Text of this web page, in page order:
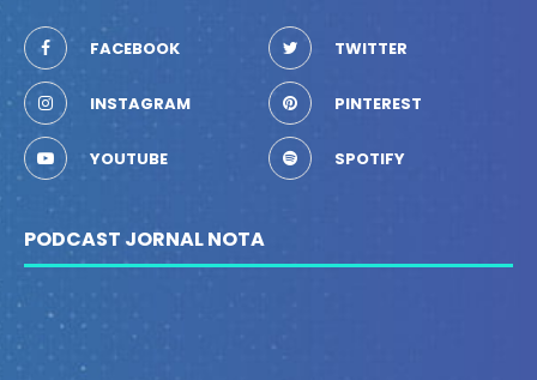
FACEBOOK TWITTER
INSTAGRAM PINTEREST
YOUTUBE SPOTIFY
PODCAST JORNAL NOTA